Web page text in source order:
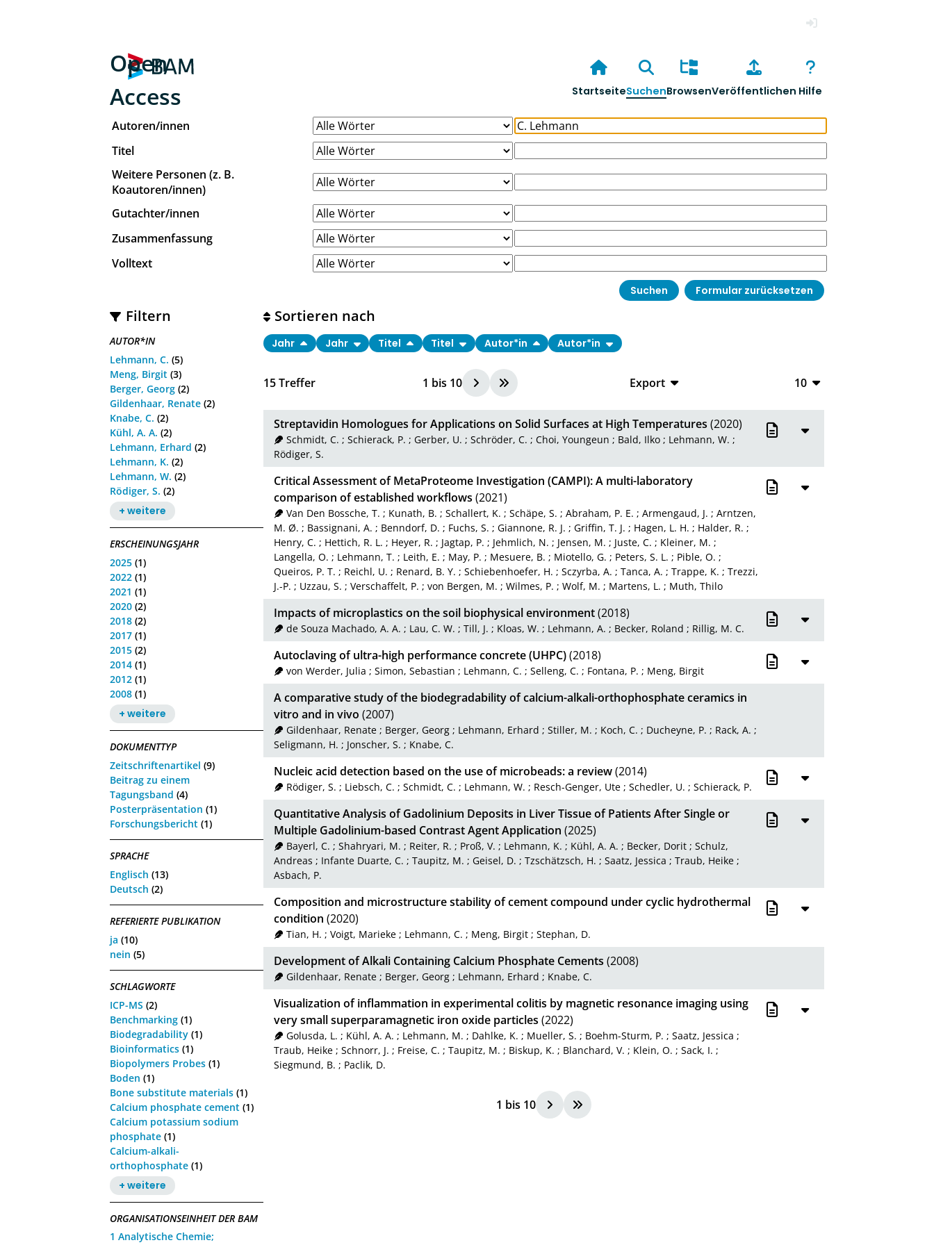
Open
Access
StartseiteSuchenBrowsenVeröffentlichen Hilfe
Autoren/innen
Titel
Weitere Personen (z. B.
Koautoren/innen)
Gutachter/innen
Zusammenfassung
Volltext
Filtern
AUTOR*IN
Lehmann, C. (5)
Meng, Birgit (3)
Berger, Georg (2)
Gildenhaar, Renate (2)
Knabe, C. (2)
Kühl, A. A. (2)
Lehmann, Erhard (2)
Lehmann, K. (2)
Lehmann, W. (2)
Rödiger, S. (2)
+ weitere
ERSCHEINUNGSJAHR
2025 (1)
2022 (1)
2021 (1)
2020 (2)
2018 (2)
2017 (1)
2015 (2)
2014 (1)
2012 (1)
2008 (1)
+ weitere
DOKUMENTTYP
Zeitschriftenartikel (9)
Beitrag zu einem
Tagungsband (4)
Posterpräsentation (1)
Forschungsbericht (1)
SPRACHE
Englisch (13)
Deutsch (2)
REFERIERTE PUBLIKATION
ja (10)
nein (5)
SCHLAGWORTE
ICP-MS (2)
Benchmarking (1)
Biodegradability (1)
Bioinformatics (1)
Biopolymers Probes (1)
Boden (1)
Bone substitute materials (1)
Calcium phosphate cement (1)
Calcium potassium sodium
phosphate (1)
Calcium-alkali-
orthophosphate (1)
+ weitere
ORGANISATIONSEINHEIT DER BAM
1 Analytische Chemie;
15Treffer 1 bis 10
Export
RIS
10
20
100
Sortieren nach
Jahr Jahr Titel Titel Autor*in Autor*in
Streptavidin Homologues for Applications on Solid Surfaces at High Temperatures (2020)
Schmidt, C. ;Schierack, P. ; Gerber, U. ;Schröder, C. ;Choi, Youngeun ; Bald, Ilko ; Lehmann, W. ;
Rödiger, S.
Critical Assessment of MetaProteome Investigation (CAMPI): A multi-laboratory
comparison of established workflows (2021)
Van Den Bossche, T. ; Kunath, B. ;Schallert, K. ;Schäpe, S. ;Abraham, P. E. ;Armengaud, J. ;Arntzen,
M. Ø. ; Bassignani, A. ; Benndorf, D. ; Fuchs, S. ; Giannone, R. J. ; Griffin, T. J. ; Hagen, L. H. ; Halder, R. ;
Henry, C. ; Hettich, R. L. ; Heyer, R. ; Jagtap, P. ; Jehmlich, N. ; Jensen, M. ; Juste, C. ; Kleiner, M. ;
Langella, O. ; Lehmann, T. ; Leith, E. ; May, P. ; Mesuere, B. ; Miotello, G. ; Peters, S. L. ; Pible, O. ;
Queiros, P. T. ; Reichl, U. ; Renard, B. Y. ; Schiebenhoefer, H. ; Sczyrba, A. ; Tanca, A. ; Trappe, K. ; Trezzi,
J.-P. ; Uzzau, S. ; Verschaffelt, P. ; von Bergen, M. ; Wilmes, P. ; Wolf, M. ; Martens, L. ; Muth, Thilo
Impacts of microplastics on the soil biophysical environment(2018)
de Souza Machado, A. A. ; Lau, C. W. ;Till, J. ; Kloas, W. ; Lehmann, A. ; Becker, Roland ; Rillig, M. C.
Autoclaving of ultra-high performance concrete (UHPC)(2018)
von Werder, Julia ;Simon, Sebastian ; Lehmann, C. ;Selleng, C. ; Fontana, P. ; Meng, Birgit
A comparative study of the biodegradability of calcium-alkali-orthophosphate ceramics in
vitro and in vivo (2007)
Gildenhaar, Renate ; Berger, Georg ; Lehmann, Erhard ;Stiller, M. ; Koch, C. ; Ducheyne, P. ; Rack, A. ;
Seligmann, H. ; Jonscher, S. ; Knabe, C.
Nucleic acid detection based on the use of microbeads: a review(2014)
Rödiger, S. ; Liebsch, C. ;Schmidt, C. ; Lehmann, W. ; Resch-Genger, Ute ;Schedler, U. ;Schierack, P.
Quantitative Analysis of Gadolinium Deposits in Liver Tissue of Patients After Single or
Multiple Gadolinium-based Contrast Agent Application (2025)
Bayerl, C. ;Shahryari, M. ; Reiter, R. ; Proß, V. ; Lehmann, K. ; Kühl, A. A. ; Becker, Dorit ;Schulz,
Andreas ; Infante Duarte, C. ; Taupitz, M. ; Geisel, D. ; Tzschätzsch, H. ; Saatz, Jessica ; Traub, Heike;
Asbach, P.
Composition and microstructure stability of cement compound under cyclic hydrothermal
condition (2020)
Tian, H. ;Voigt, Marieke ; Lehmann, C. ; Meng, Birgit ;Stephan, D.
Development of Alkali Containing Calcium Phosphate Cements (2008)
Gildenhaar, Renate ; Berger, Georg ; Lehmann, Erhard ; Knabe, C.
Visualization of inflammation in experimental colitis by magnetic resonance imaging using
very small superparamagnetic iron oxide particles (2022)
Golusda, L. ; Kühl, A. A. ; Lehmann, M. ; Dahlke, K. ; Mueller, S. ; Boehm-Sturm, P. ;Saatz, Jessica ;
Traub, Heike; Schnorr, J. ; Freise, C. ; Taupitz, M. ; Biskup, K. ; Blanchard, V. ; Klein, O. ; Sack, I. ;
Siegmund, B. ; Paclik, D.
1 bis 10